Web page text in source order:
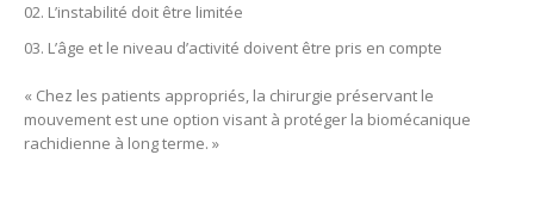
L’instabilité doit être limitée
L’âge et le niveau d’activité doivent être pris en compte
« Chez les patients appropriés, la chirurgie préservant le
mouvement est une option visant à protéger la biomécanique
rachidienne à long terme. »